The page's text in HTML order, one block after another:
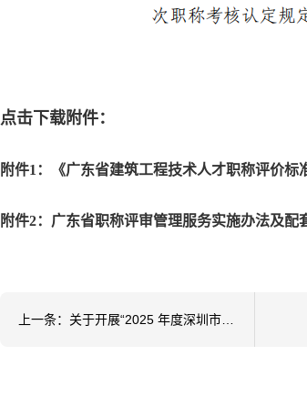
点击下载附件：
附件1：《广东省建筑工程技术人才职称评价标
附件2：广东省职称评审管理服务实施办法及配